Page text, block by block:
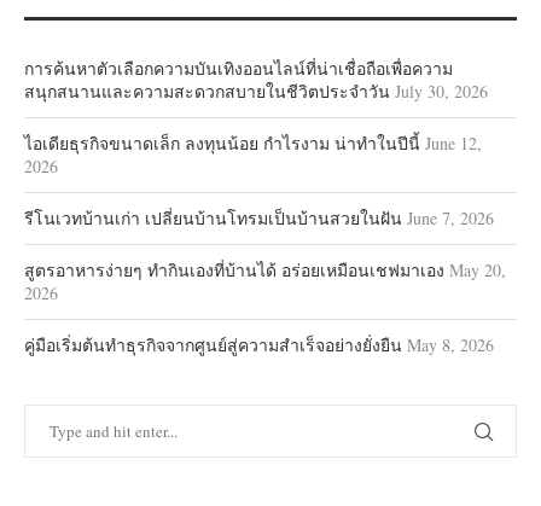
การค้นหาตัวเลือกความบันเทิงออนไลน์ที่น่าเชื่อถือเพื่อความ
สนุกสนานและความสะดวกสบายในชีวิตประจำวัน July 30, 2026
ไอเดียธุรกิจขนาดเล็ก ลงทุนน้อย กำไรงาม น่าทำในปีนี้ June 12,
2026
รีโนเวทบ้านเก่า เปลี่ยนบ้านโทรมเป็นบ้านสวยในฝัน June 7, 2026
สูตรอาหารง่ายๆ ทำกินเองที่บ้านได้ อร่อยเหมือนเชฟมาเอง May 20,
2026
คู่มือเริ่มต้นทำธุรกิจจากศูนย์สู่ความสำเร็จอย่างยั่งยืน May 8, 2026